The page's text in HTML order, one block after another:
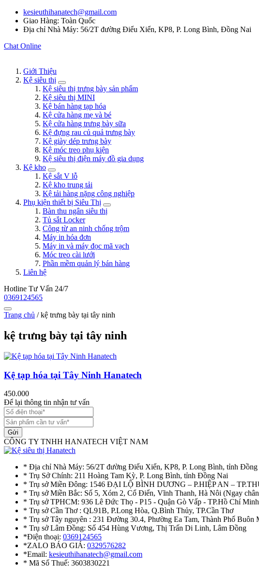
kesieuthihanatech@gmail.com
Giao Hàng: Toàn Quốc
Địa chỉ Nhà Máy: 56/2T đường Điểu Xiển, KP8, P. Long Bình, Đồng Nai
Chat Online
Giới Thiệu
Kệ siêu thị
Kệ siêu thị trưng bày sản phẩm
Kệ siêu thị MINI
Kệ bán hàng tạp hóa
Kệ cửa hàng mẹ và bé
Kệ cửa hàng trưng bày sữa
Kệ đựng rau củ quả trưng bày
Kệ giày dép trưng bày
Kệ móc treo phụ kiện
Kệ siêu thị điện máy đồ gia dụng
Kệ kho
Kệ sắt V lỗ
Kệ kho trung tải
Kệ tải hàng nặng công nghiệp
Phụ kiện thiết bị Siêu Thị
Bàn thu ngân siêu thị
Tủ sắt Locker
Công từ an ninh chống trộm
Máy in hóa đơn
Máy in và máy đọc mã vạch
Móc treo cài lưới
Phần mềm quản lý bán hàng
Liên hệ
Hotline Tư Vấn 24/7
0369124565
Trang chủ /kệ trưng bày tại tây ninh
kệ trưng bày tại tây ninh
Kệ tạp hóa tại Tây Ninh Hanatech
450.000
Để lại thông tin nhận tư vấn
Gửi
CÔNG TY TNHH HANATECH VIỆT NAM
* Địa chỉ Nhà Máy: 56/2T đường Điểu Xiển, KP8, P. Long Bình, tỉnh Đồng
* Trụ Sở Chính: 211 Hoàng Tam Kỳ, P. Long Bình, tỉnh Đồng Nai
* Trụ sở Miền Đông: 1546 ĐẠI LỘ BÌNH DƯƠNG – P.HIỆP AN –
* Trụ sở Miền Bắc: Số 5, Xóm 2, Cổ Điển, Vĩnh Thanh, Hà Nôi (Ngay
* Trụ sở TPHCM: 936 Lê Đức Thọ - P15 - Quận Gò Vấp - TP.Hồ Chí Minh
* Trụ sở Cần Thơ : QL91B, P.Long Hòa, Q.Bình Thủy, TP.Cần Thơ
* Trụ sở Tây nguyên : 231 Đường 30.4, Phường Ea Tam, Thành Phố
* Trụ sở Lâm Đồng: Số 454 Hùng Vương, Thị Trấn Di Linh, Lâm Đồng
*Điện thoại: 0369124565
*ZALO BÁO GIÁ: 0329576282
*Email: kesieuthihanatech@gmail.com
* Mã Số Thuế: 3603830221